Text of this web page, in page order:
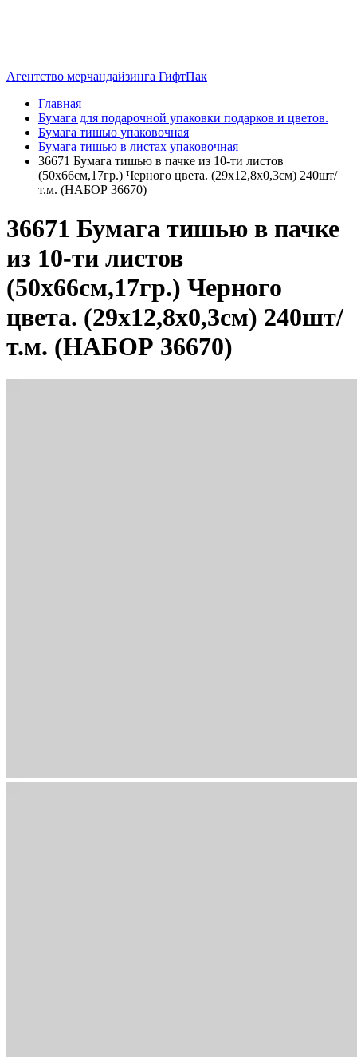
Агентство мерчандайзинга ГифтПак
Главная
Бумага для подарочной упаковки подарков и цветов.
Бумага тишью упаковочная
Бумага тишью в листах упаковочная
36671 Бумага тишью в пачке из 10-ти листов
(50х66см,17гр.) Черного цвета. (29x12,8x0,3см) 240шт/
т.м. (НАБОР 36670)
36671 Бумага тишью в пачке
из 10-ти листов
(50х66см,17гр.) Черного
цвета. (29x12,8x0,3см) 240шт/
т.м. (НАБОР 36670)